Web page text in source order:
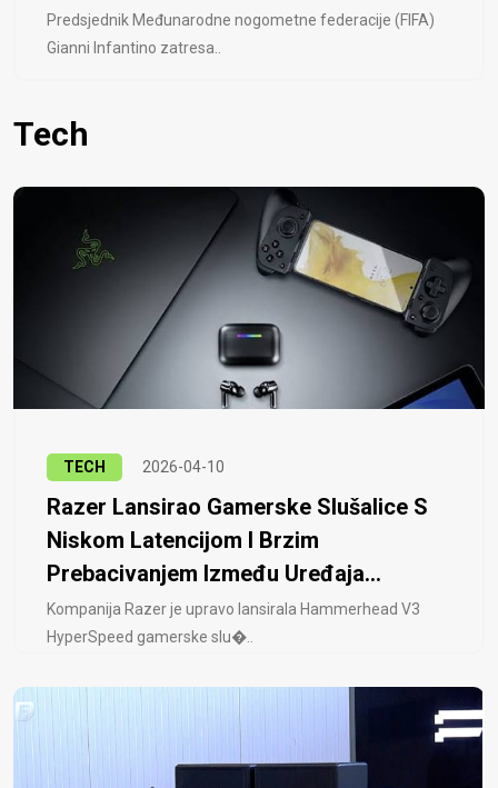
Predsjednik Međunarodne nogometne federacije (FIFA)
Gianni Infantino zatresa..
Tech
TECH 2026-04-10
Razer Lansirao Gamerske Slušalice S
Niskom Latencijom I Brzim
Prebacivanjem Između Uređaja...
Kompanija Razer je upravo lansirala Hammerhead V3
HyperSpeed ​​gamerske slu�..